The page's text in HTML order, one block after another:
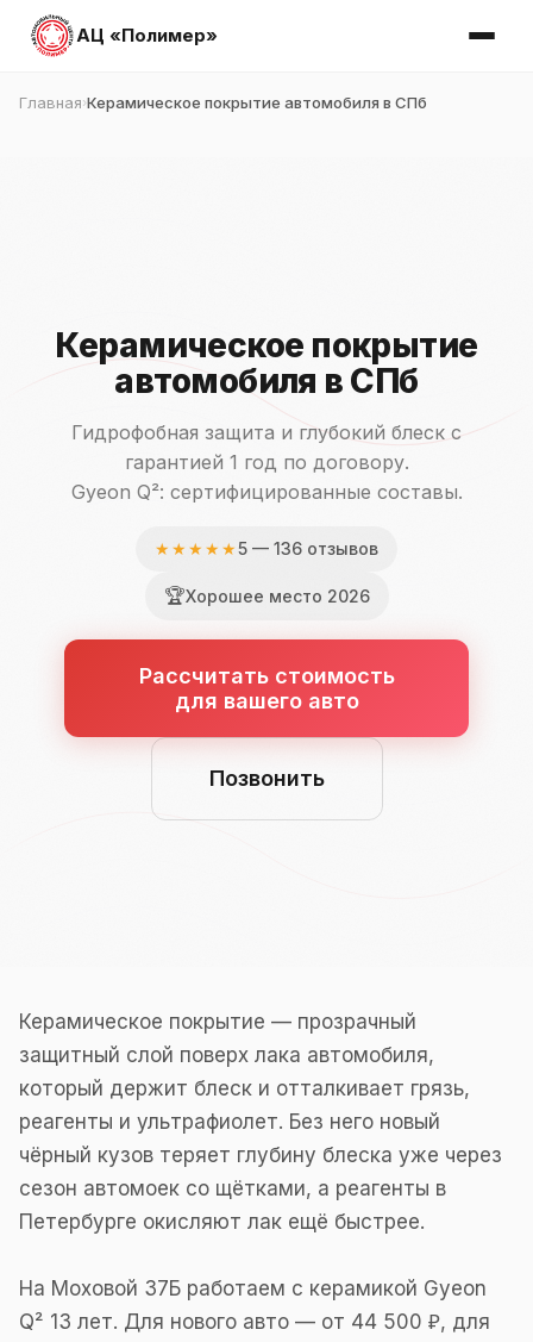
АЦ «Полимер»
Главная›Керамическое покрытие автомобиля в СПб
Керамическое покрытие
автомобиля в СПб
Гидрофобная защита и глубокий блеск с
гарантией 1 год по договору.
Gyeon Q²: сертифицированные составы.
★★★★★5 — 136 отзывов
🏆Хорошее место 2026
Рассчитать стоимость
для вашего авто
Позвонить
Керамическое покрытие — прозрачный
защитный слой поверх лака автомобиля,
который держит блеск и отталкивает грязь,
реагенты и ультрафиолет. Без него новый
чёрный кузов теряет глубину блеска уже через
сезон автомоек со щётками, а реагенты в
Петербурге окисляют лак ещё быстрее.
На Моховой 37Б работаем с керамикой Gyeon
Q² 13 лет. Для нового авто — от 44 500 ₽, для